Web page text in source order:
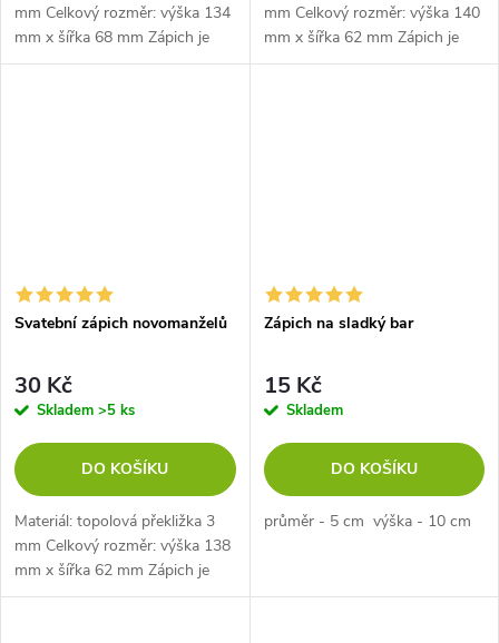
mm Celkový rozměr: výška 134
mm x šířka 68 mm Zápich je
dlouhý 35 mm
mm Celkový rozměr: výška 140
mm x šířka 62 mm Zápich je
dlouhý 35 mm
Svatební zápich novomanželů
30 Kč
Skladem >5 ks
DO KOŠÍKU
Materiál: topolová překližka 3
mm Celkový rozměr: výška 138
mm x šířka 62 mm Zápich je
dlouhý 35 mm
Zápich na sladký bar
15 Kč
Skladem
DO KOŠÍKU
průměr - 5 cm výška - 10 cm